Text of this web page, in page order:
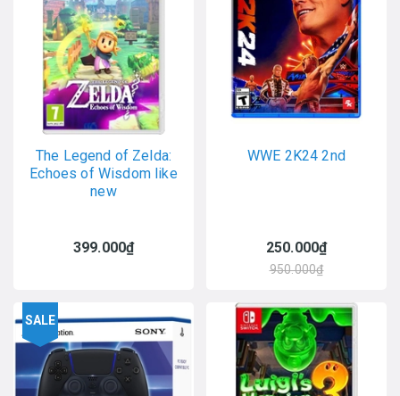
The Legend of Zelda:
Echoes of Wisdom like
new
399.000₫
WWE 2K24 2nd
250.000₫
950.000₫
SALE